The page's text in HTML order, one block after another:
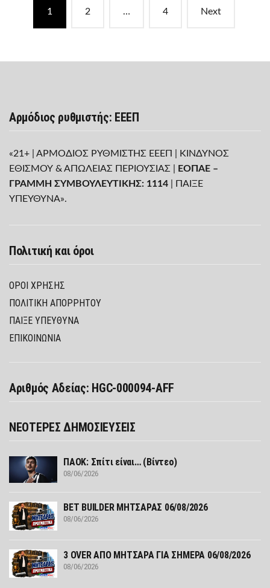
Posts
navigation
1 2 … 4 Next
Αρμόδιος ρυθμιστής: ΕΕΕΠ
«21+ | ΑΡΜΟΔΙΟΣ ΡΥΘΜΙΣΤΗΣ ΕΕΕΠ | ΚΙΝΔΥΝΟΣ
ΕΘΙΣΜΟΥ & ΑΠΩΛΕΙΑΣ ΠΕΡΙΟΥΣΙΑΣ |
ΕΟΠΑΕ –
ΓΡΑΜΜΗ ΣΥΜΒΟΥΛΕΥΤΙΚΗΣ: 1114 | ΠΑΙΞΕ
ΥΠΕΥΘΥΝΑ».
Πολιτική και όροι
ΌΡΟΙ ΧΡΉΣΗΣ
ΠΟΛΙΤΙΚΉ ΑΠΟΡΡΉΤΟΥ
ΠΑΊΞΕ ΥΠΕΎΘΥΝΑ
ΕΠΙΚΟΙΝΩΝΙΑ
Αριθμός Αδείας: HGC-000094-AFF
ΝΕΟΤΕΡΕΣ ΔΗΜΟΣΙΕΥΣΕΙΣ
ΠΑΟΚ: Σπίτι είναι… (Βίντεο)
08/06/2026
ΒΕΤ BUILDER ΜΗΤΣΑΡΑΣ 06/08/2026
08/06/2026
3 OVER ΑΠΟ ΜΗΤΣΑΡΑ ΓΙΑ ΣΗΜΕΡΑ 06/08/2026
08/06/2026